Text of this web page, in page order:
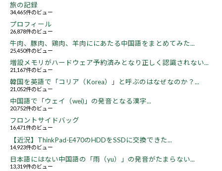
旅の記録
34,465件のビュー
プロフィール
26,878件のビュー
牛肉、豚肉、鶏肉、羊肉ににあたる中国語をまとめてみた...
25,450件のビュー
増設メモリがハードウェア予約済みとなり正しく認識されない...
21,167件のビュー
韓国を英語で「コリア（Korea）」と呼ぶのはなぜなのか？...
21,052件のビュー
中国語で「ウェイ（wei)」の発音となる漢字...
20,752件のビュー
フロントサイドバッグ
16,471件のビュー
【近況】ThinkPad-E470のHDDをSSDに交換できた...
14,923件のビュー
日本語にはない中国語の「雨（yu）」の発音がたまらない...
13,319件のビュー